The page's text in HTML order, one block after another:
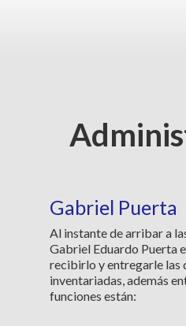
Gabriel Puerta
Al instante de arribar a
Gabriel Eduardo Puerta
recibirlo y entregarle las
inventariadas, además
funciones están: